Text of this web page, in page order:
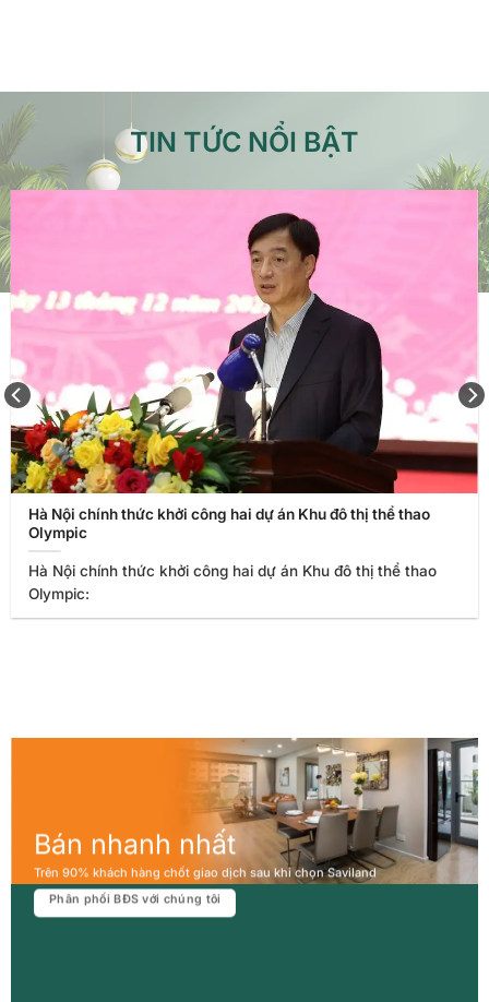
TIN TỨC NỔI BẬT
Hà Nội chính thức khởi công hai dự án Khu đô thị thể thao
Olympic
Hà Nội chính thức khởi công hai dự án Khu đô thị thể thao
Olympic:
Bán nhanh nhất
Trên 90% khách hàng chốt giao dịch sau khi chọn Saviland
Phân phối BĐS với chúng tôi